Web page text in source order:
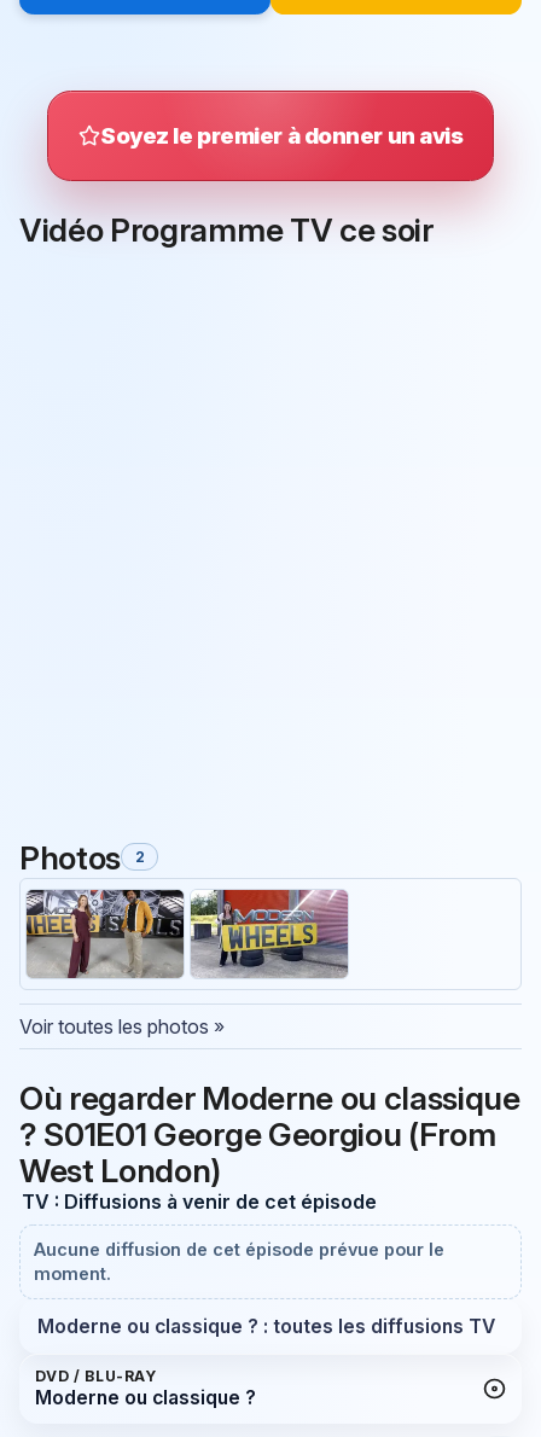
Soyez le premier à donner un avis
Vidéo Programme TV ce soir
Photos 2
Voir toutes les photos »
Où regarder Moderne ou classique
? S01E01 George Georgiou (From
West London)
TV : Diffusions à venir de cet épisode
Aucune diffusion de cet épisode prévue pour le
moment.
Moderne ou classique ? : toutes les diffusions TV
DVD / BLU-RAY
Moderne ou classique ?